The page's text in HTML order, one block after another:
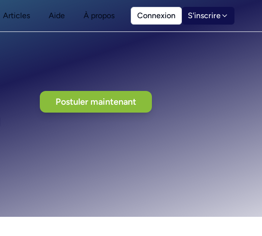
Articles Aide À propos Connexion S'inscrire
Postuler maintenant